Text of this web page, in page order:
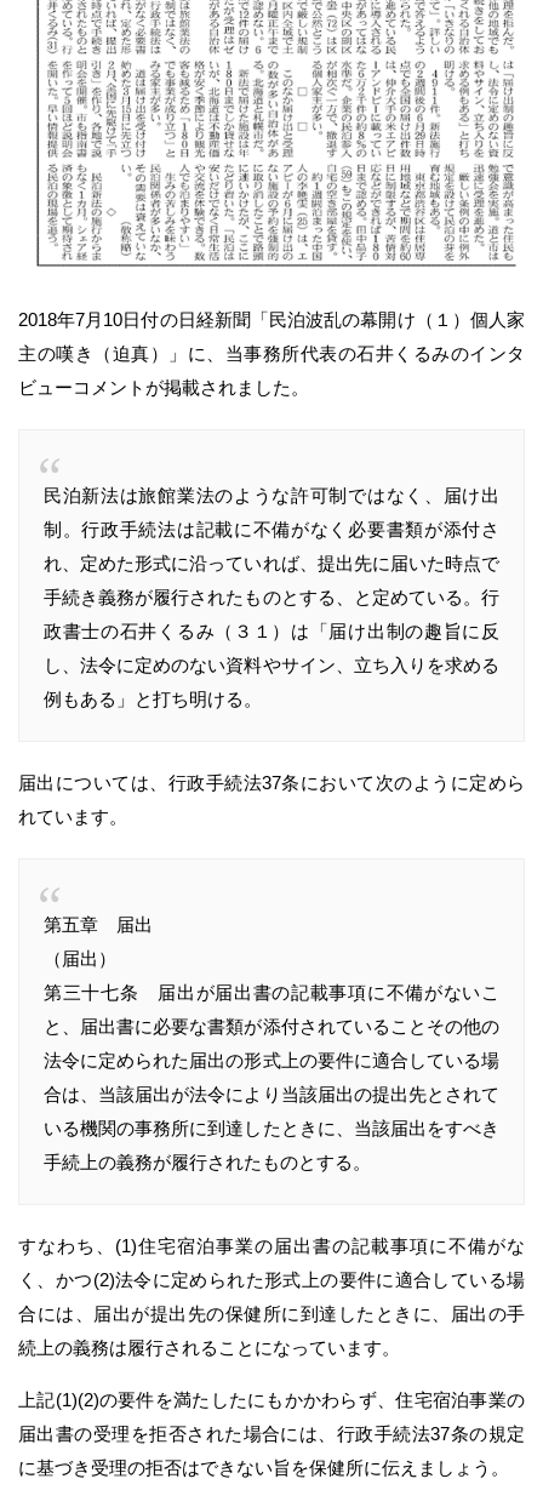
2018年7月10日付の日経新聞「民泊波乱の幕開け（１）個人家
主の嘆き（迫真）」に、当事務所代表の石井くるみのインタ
ビューコメントが掲載されました。
民泊新法は旅館業法のような許可制ではなく、届け出
制。行政手続法は記載に不備がなく必要書類が添付さ
れ、定めた形式に沿っていれば、提出先に届いた時点で
手続き義務が履行されたものとする、と定めている。行
政書士の石井くるみ（３１）は「届け出制の趣旨に反
し、法令に定めのない資料やサイン、立ち入りを求める
例もある」と打ち明ける。
届出については、行政手続法37条において次のように定めら
れています。
第五章 届出
（届出）
第三十七条 届出が届出書の記載事項に不備がないこ
と、届出書に必要な書類が添付されていることその他の
法令に定められた届出の形式上の要件に適合している場
合は、当該届出が法令により当該届出の提出先とされて
いる機関の事務所に到達したときに、当該届出をすべき
手続上の義務が履行されたものとする。
すなわち、(1)住宅宿泊事業の届出書の記載事項に不備がな
く、かつ(2)法令に定められた形式上の要件に適合している場
合には、届出が提出先の保健所に到達したときに、届出の手
続上の義務は履行されることになっています。
上記(1)(2)の要件を満たしたにもかかわらず、住宅宿泊事業の
届出書の受理を拒否された場合には、行政手続法37条の規定
に基づき受理の拒否はできない旨を保健所に伝えましょう。